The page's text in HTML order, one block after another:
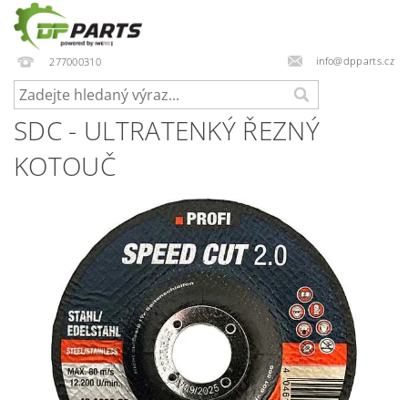
277000310 info@dpparts.cz
SDC - ULTRATENKÝ ŘEZNÝ
KOTOUČ